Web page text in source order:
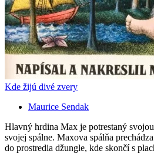
Kde žijú divé zvery
Maurice Sendak
Hlavný hrdina Max je potrestaný
svojej spálne. Maxova spálňa
do prostredia džungle, kde skončí s